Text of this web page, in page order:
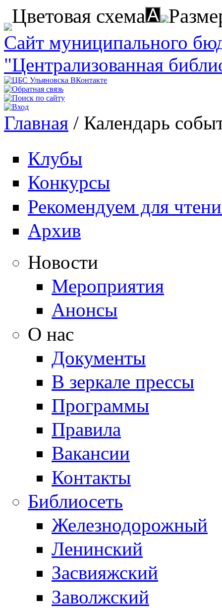
Перейти к основному содержанию
Цветовая схема
Сайт муниципального
"Централизованная
Вы здесь
Главная / Календарь
Клубы
Конкурсы
Рекомендуем для
Архив
Новости
Мероприятия
Анонсы
О нас
Документы
В зеркале прессы
Программы
Правила
Вакансии
Контакты
Библиосеть
Железнодорожный
Ленинский
Засвияжский
Заволжский